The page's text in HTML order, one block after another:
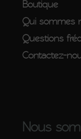
Boutique
Qui sommes
Questions
Contactez-
Nous